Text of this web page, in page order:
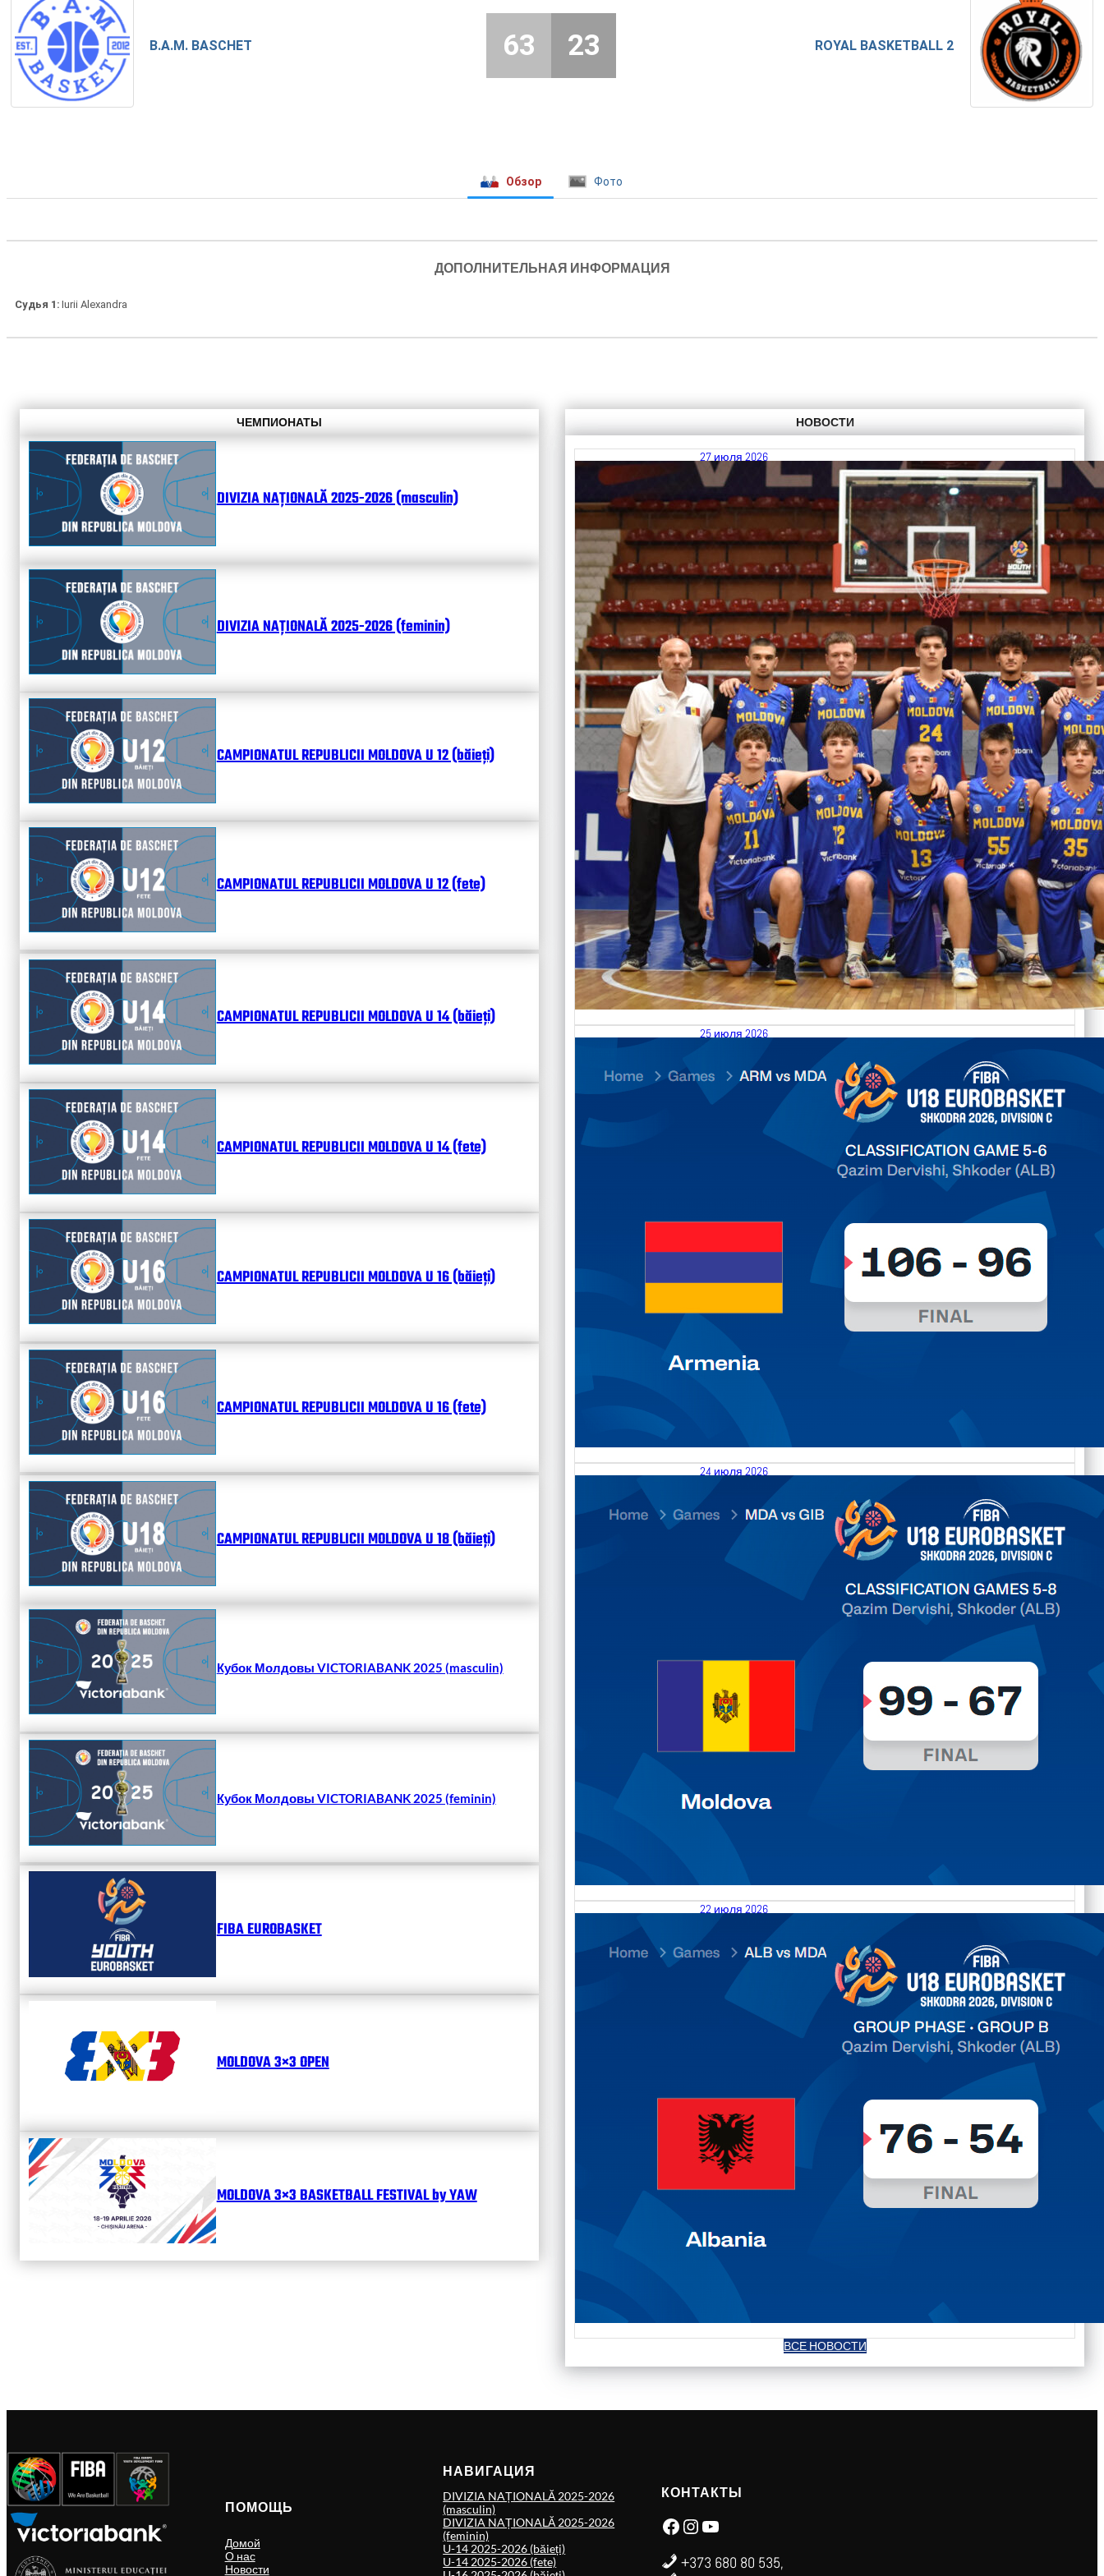
B.A.M. BASCHET ROYAL BASKETBALL 2
63 23
Обзор Фото
ДОПОЛНИТЕЛЬНАЯ ИНФОРМАЦИЯ
Судья 1 Iurii Alexandra
ЧЕМПИОНАТЫ
DIVIZIA NAȚIONALĂ 2025-2026 (masculin)
DIVIZIA NAȚIONALĂ 2025-2026 (feminin)
CAMPIONATUL REPUBLICII MOLDOVA U 12 (băieți)
CAMPIONATUL REPUBLICII MOLDOVA U 12 (fete)
CAMPIONATUL REPUBLICII MOLDOVA U 14 (băieți)
CAMPIONATUL REPUBLICII MOLDOVA U 14 (fete)
CAMPIONATUL REPUBLICII MOLDOVA U 16 (băieți)
CAMPIONATUL REPUBLICII MOLDOVA U 16 (fete)
CAMPIONATUL REPUBLICII MOLDOVA U 18 (băieți)
Кубок Молдовы VICTORIABANK 2025 (masculin)
Кубок Молдовы VICTORIABANK 2025 (feminin)
FIBA EUROBASKET
MOLDOVA 3×3 OPEN
MOLDOVA 3×3 BASKETBALL FESTIVAL by YAW
НОВОСТИ
27 июля 2026
Итоги FIBA U18 EuroBasket 2026, Division C
25 июля 2026
26.07.2026 Armenia vs Moldova FIBA U18 EuroBasket 2026,
Division C
Читать далее
24 июля 2026
25.07.2026 Moldova vs Gibraltar FIBA U18 EuroBasket 2026,
Division C
Читать далее
22 июля 2026
23.07.2026 Albania vs Moldova FIBA U18 EuroBasket 2026,
Division C
Читать далее
ВСЕ НОВОСТИ
ПОМОЩЬ
Домой
О нас
Новости
НАВИГАЦИЯ
DIVIZIA NAȚIONALĂ 2025-2026
(masculin)
DIVIZIA NAȚIONALĂ 2025-2026
(feminin)
U-14 2025-2026 (băieți)
U-14 2025-2026 (fete)
КОНТАКТЫ
Facebook Instagram YouTube
+373 680 80 535,